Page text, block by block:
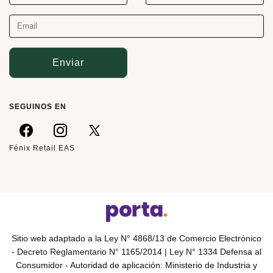
Enviar
SEGUINOS EN
Fénix Retail EAS
Sitio web adaptado a la Ley N° 4868/13 de Comercio Electrónico
- Decreto Reglamentario N° 1165/2014 | Ley N° 1334 Defensa al
Consumidor - Autoridad de aplicación: Ministerio de Industria y